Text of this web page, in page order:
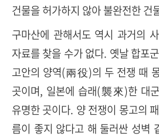
건물을 허가하지 않아 불완전한 건
구마산에 관해서도 역시 과거의
자료를 찾을 수가 없다. 옛날 합포
고안의 양역(兩役)의 두 전쟁 때
곳이며, 일본에 습래(襲來)한 대
유명한 곳이다. 양 전쟁이 몽고의
름이 좋지 않다고 해 둘러싼 성벽